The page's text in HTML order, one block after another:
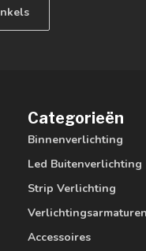
Categorieën
Binnenverlichting
Led Buitenverlichting
Strip Verlichting
Verlichtingsarmaturen
Accessoires